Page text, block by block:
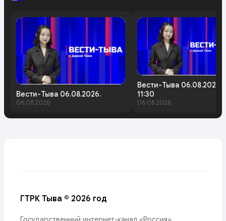
Вести-Тыва 06.08.2026.
06.08.2026
Вести-Тыва 06.08.2026.
11:30
06.08.2026
ГТРК Тыва © 2026 год